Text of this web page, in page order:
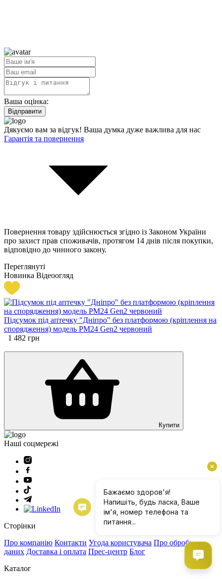
Ваша оцінка:
Відправити
Дякуємо вам за відгук! Ваша думка дуже важлива для нас
Гарантія та повернення
Повернення товару здійснюється згідно із Законом України
про захист прав споживачів, протягом 14 днів після покупки,
відповідно до чинного закону.
Переглянуті
Новинка Відеоогляд
Підсумок під аптечку "Дніпро" без платформою (кріплення на
спорядження) модель PM24 Gen2 червоний
1 482 грн
Купити
Наші соцмережі
Сторінки
Про компанію Контакти Угода користувача Про обробку
даних Доставка і оплата Прес-центр Блог
Каталог